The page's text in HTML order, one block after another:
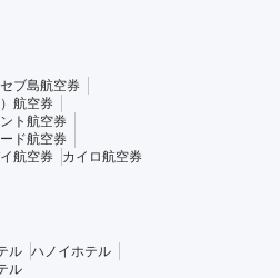
セブ島航空券
航空券
ント航空券
ド航空券
イ航空券 カイロ航空券
ル ハノイホテル
ル